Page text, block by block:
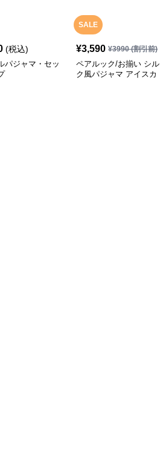
(税込)
パジャマ・セッ
SALE
¥3,590 ¥3990(割引前)
ペアルック/お揃い シル
ク風パジャマ アイスカ